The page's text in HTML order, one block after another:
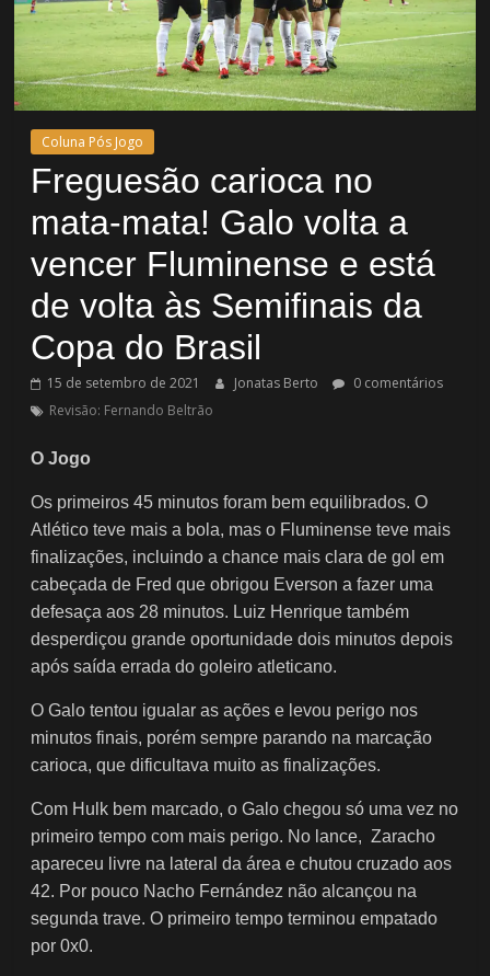
Coluna Pós Jogo
Freguesão carioca no
mata-mata! Galo volta a
vencer Fluminense e está
de volta às Semifinais da
Copa do Brasil
15 de setembro de 2021 Jonatas Berto
0 comentários
Revisão: Fernando Beltrão
O Jogo
Os primeiros 45 minutos foram bem equilibrados. O
Atlético teve mais a bola, mas o Fluminense teve mais
finalizações, incluindo a chance mais clara de gol em
cabeçada de Fred que obrigou Everson a fazer uma
defesaça aos 28 minutos. Luiz Henrique também
desperdiçou grande oportunidade dois minutos depois
após saída errada do goleiro atleticano.
O Galo tentou igualar as ações e levou perigo nos
minutos finais, porém sempre parando na marcação
carioca, que dificultava muito as finalizações.
Com Hulk bem marcado, o Galo chegou só uma vez no
primeiro tempo com mais perigo. No lance, Zaracho
apareceu livre na lateral da área e chutou cruzado aos
42. Por pouco Nacho Fernández não alcançou na
segunda trave.O primeiro tempo terminou empatado
por 0x0.